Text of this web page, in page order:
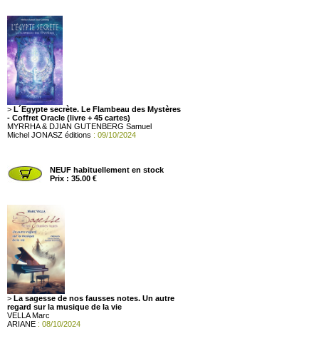
> L´Egypte secrète. Le Flambeau des Mystères
- Coffret Oracle (livre + 45 cartes)
MYRRHA & DJIAN GUTENBERG Samuel
Michel JONASZ éditions : 09/10/2024
NEUF habituellement en stock
Prix : 35.00 €
> La sagesse de nos fausses notes. Un autre
regard sur la musique de la vie
VELLA Marc
ARIANE : 08/10/2024